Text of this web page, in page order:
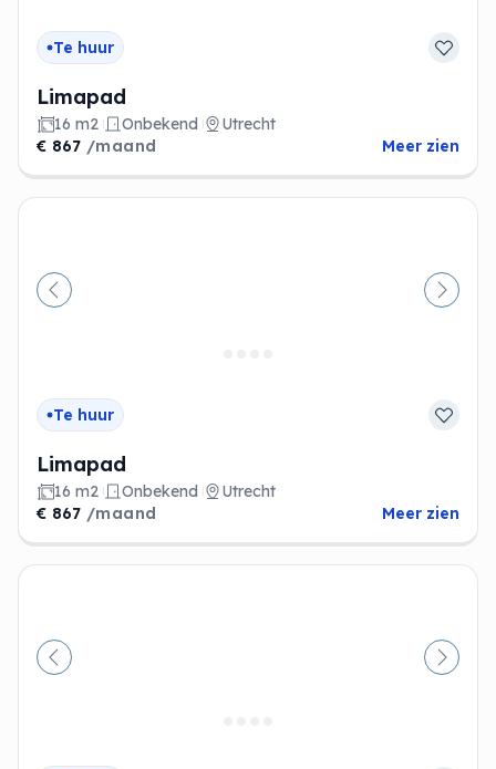
Te huur
Limapad
16 m2 Onbekend
Utrecht
€ 867 /maand Meer zien
Vorige
Te huur
Limapad
16 m2 Onbekend
Utrecht
€ 867 /maand Meer zien
Vorige